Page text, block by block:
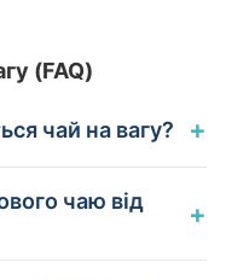
(FAQ)
чай на вагу? +
чаю від
+